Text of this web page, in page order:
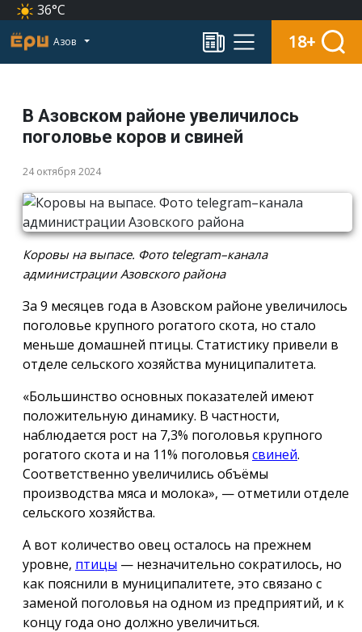
36°C
Азов 18+
В Азовском районе увеличилось
поголовье коров и свиней
24 октября 2024
Коровы на выпасе. Фото telegram–канала
администрации Азовского района
За 9 месяцев года в Азовском районе увеличилось
поголовье крупного рогатого скота, но стало
меньше домашней птицы. Статистику привели в
отделе сельского хозяйства муниципалитета.
«Большинство основных показателей имеют
положительную динамику. В частности,
наблюдается рост на 7,3% поголовья крупного
рогатого скота и на 11% поголовья свиней.
Соответственно увеличились объёмы
производства мяса и молока», — отметили отделе
сельского хозяйства.
А вот количество овец осталось на прежнем
уровне, птицы — незначительно сократилось, но
как пояснили в муниципалитете, это связано с
заменой поголовья на одном из предприятий, и к
концу года оно должно увеличиться.